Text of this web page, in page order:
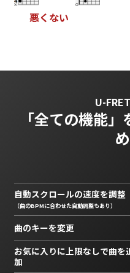
悪く ない
U-
「全ての機能」
自動スクロールの速度を調整
（曲のBPMに合わせた自動調整もあり）
曲のキーを変更
お気に入りに上限なしで曲を
加